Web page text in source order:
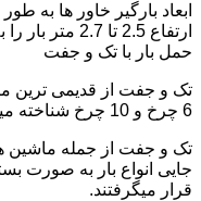
ارتفاع 2.5 تا 2.7 متر بار را به راحتی میتوان روی آنها قرار داد.
حمل بار با تک و جفت
تک و جفت از قدیمی ترین
6 چرخ و 10 چرخ شناخته میشوند.
تک و جفت از جمله ماشین
جایی انواع بار به صورت
قرار میگرفتند.